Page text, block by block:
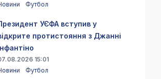
Футбол
УЄФА вступив у
протистояння з Джанні
15:01
Футбол